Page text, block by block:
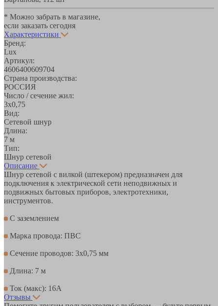
* Можно забрать в магазине,
если заказать сегодня
Характеристики
Бренд:
Lux
Артикул:
4606400609704
Страна производства:
РОССИЯ
Число / сечение жил:
3х0,75
Вид:
Сетевой шнур
Длина:
7 м
Тип:
Шнур сетевой
Описание
Шнур сетевой с вилкой (штекером) предназначен для
подключения к электрической сети неподвижных и
подвижных бытовых приборов, электротехники,
инструментов.
С заземлением
Марка провода: ПВС
Сечение проводов: 3х0,75 мм
Длина: 7 м
Ток (макс): 16А
Отзывы